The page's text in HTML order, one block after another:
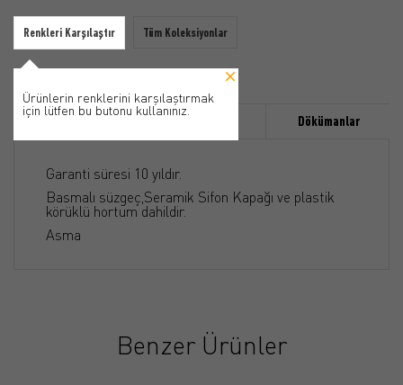
Renkleri Karşılaştır Tüm Koleksiyonlar
Ürünlerin renklerini karşılaştırmak
için lütfen bu butonu kullanınız.
Dökümanlar
Garanti süresi 10 yıldır.
Basmalı süzgeç,Seramik Sifon Kapağı ve plastik
körüklü hortum dahildir.
Asma
Benzer Ürünler